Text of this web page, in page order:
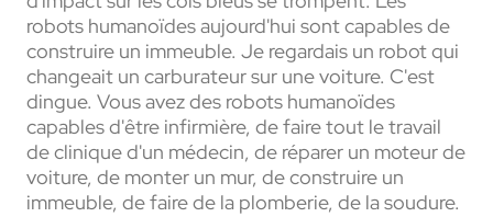
robots humanoïdes aujourd'hui sont capables de
construire un immeuble. Je regardais un robot qui
changeait un carburateur sur une voiture. C'est
dingue. Vous avez des robots humanoïdes
capables d'être infirmière, de faire tout le travail
de clinique d'un médecin, de réparer un moteur de
voiture, de monter un mur, de construire un
immeuble, de faire de la plomberie, de la soudure.